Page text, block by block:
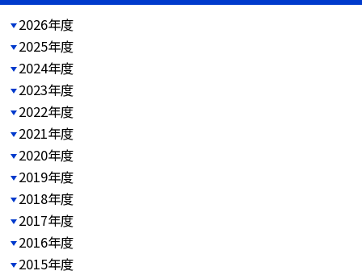
2026年度
2025年度
2024年度
2023年度
2022年度
2021年度
2020年度
2019年度
2018年度
2017年度
2016年度
2015年度